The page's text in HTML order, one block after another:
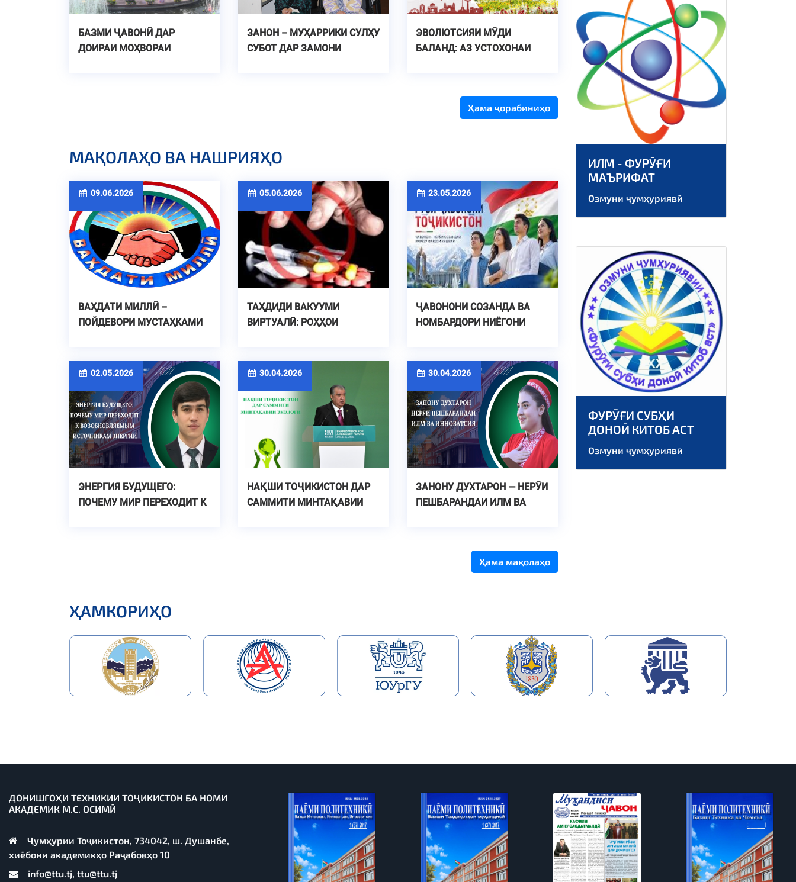
БАЗМИ ҶАВОНӢ ДАР
ДОИРАИ МОҲВОРАИ
ЗАНОН – МУҲАРРИКИ СУЛҲУ
СУБОТ ДАР ЗАМОНИ
ЭВОЛЮТСИЯИ МӮДИ
БАЛАНД: АЗ УСТОХОНАИ
Ҳама ҷорабиниҳо
МАҚОЛАҲО ВА НАШРИЯҲО
09.06.2026
ВАҲДАТИ МИЛЛӢ –
ПОЙДЕВОРИ МУСТАҲКАМИ
05.06.2026
ТАҲДИДИ ВАКУУМИ
ВИРТУАЛӢ: РОҲҲОИ
ҶАВОНОНИ ТОҶИКИСТОН
23.05.2026
ҶАВОНОНИ СОЗАНДА ВА
НОМБАРДОРИ НИЁГОНИ
02.05.2026
ЭНЕРГИЯ БУДУЩЕГО:
ПОЧЕМУ МИР ПЕРЕХОДИТ К
30.04.2026
НАҚШИ ТОҶИКИСТОН ДАР
САММИТИ МИНТАҚАВИИ
30.04.2026
ЗАНОНУ ДУХТАРОН — НЕРӮИ
ПЕШБАРАНДАИ ИЛМ ВА
Ҳама мақолаҳо
ИЛМ - ФУРӮҒИ
МАЪРИФАТ
Озмуни ҷумҳуриявӣ
ФУРӮҒИ СУБҲИ
ДОНОӢ КИТОБ АСТ
Озмуни ҷумҳуриявӣ
ҲАМКОРИҲО
ДОНИШГОҲИ ТЕХНИКИИ ТОҶИКИСТОН БА НОМИ
АКАДЕМИК М.С. ОСИМӢ
Ҷумҳурии Тоҷикистон, 734042, ш. Душанбе,
хиёбони академикҳо Раҷабовҳо 10
info@ttu.tj, ttu@ttu.tj